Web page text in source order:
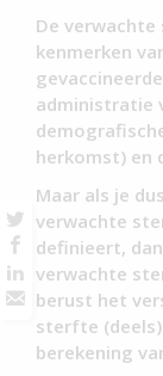
De
kenmerken
administratie
herkomst) en
Maar als je
verwachte
definieert,
verwachte
berust het
sterfte
berekening